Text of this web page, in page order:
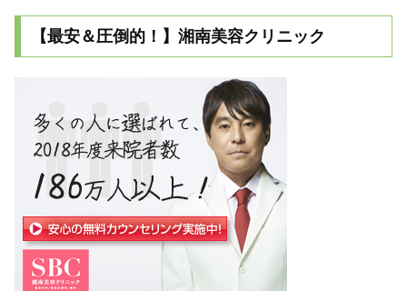
【最安＆圧倒的！】湘南美容クリニック